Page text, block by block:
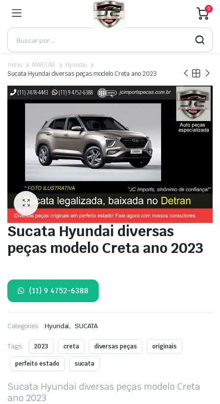
0
Início MARCAS
Hyundai
Sucata Hyundai diversas peças modelo Creta ano 2023
Sucata Hyundai diversas
peças modelo Creta ano 2023
(11) 9 4752-6388
Categories: Hyundai, SUCATA
Tags: 2023 creta diversas peças originais
perfeito estado sucata
Sucata Hyundai diversas peças modelo Creta
ano 2023